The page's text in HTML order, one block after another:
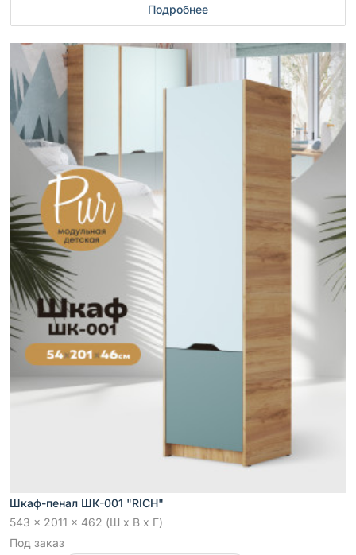
Подробнее
Шкаф-пенал ШК-001 "RICH"
543 x 2011 x 462 (Ш x В x Г)
Под заказ